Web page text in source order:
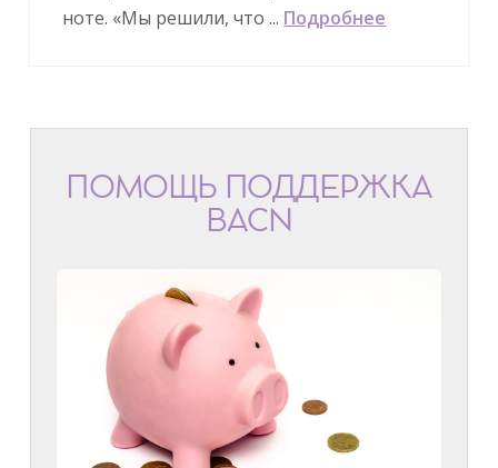
ноте. «Мы решили, что ... Подробнее
ПОМОЩЬ ПОДДЕРЖКА
BACN